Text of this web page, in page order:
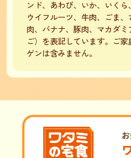
ンド、あわび、いか、いく
ウイフルーツ、牛肉、ごま
肉、バナナ、豚肉、マカダ
ご）を表記しています。ご
ゲンは含みません。